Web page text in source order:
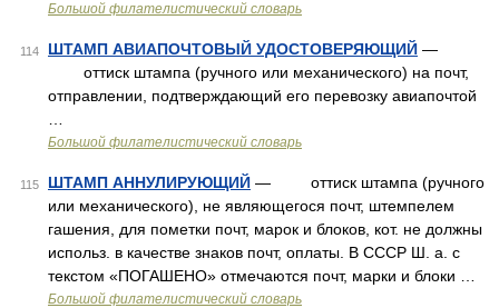
Большой филателистический словарь
114 ШТАМП АВИАПОЧТОВЫЙ УДОСТОВЕРЯЮЩИЙ —
оттиск штампа (ручного или механического) на почт,
отправлении, подтверждающий его перевозку авиапочтой
Большой филателистический словарь
115 ШТАМП АННУЛИРУЮЩИЙ — оттиск штампа (ручного
или механического), не являющегося почт, штемпелем
гашения, для пометки почт, марок и блоков, кот. не должны
использ. в качестве знаков почт, оплаты. В СССР Ш. а. с
текстом «ПОГАШЕНО» отмечаются почт, марки и блоки …
Большой филателистический словарь